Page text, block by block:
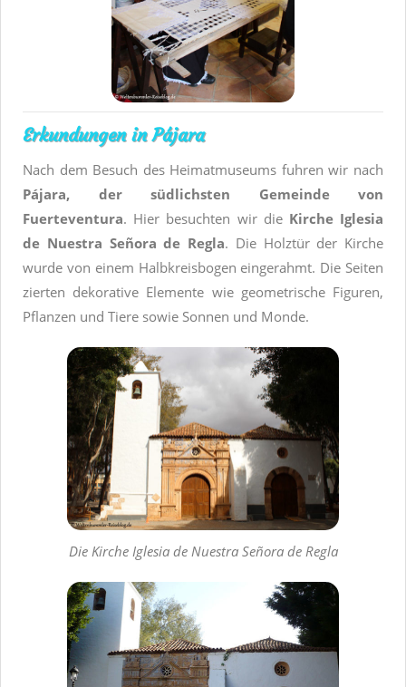
Erkundungen in Pájara
Nach dem Besuch des Heimatmuseums fuhren wir nach
Pájara, der südlichsten Gemeinde von
Fuerteventura. Hier besuchten wir die Kirche Iglesia
de Nuestra Señora de Regla. Die Holztür der Kirche
wurde von einem Halbkreisbogen eingerahmt. Die Seiten
zierten dekorative Elemente wie geometrische Figuren,
Pflanzen und Tiere sowie Sonnen und Monde.
Die Kirche Iglesia de Nuestra Señora de Regla